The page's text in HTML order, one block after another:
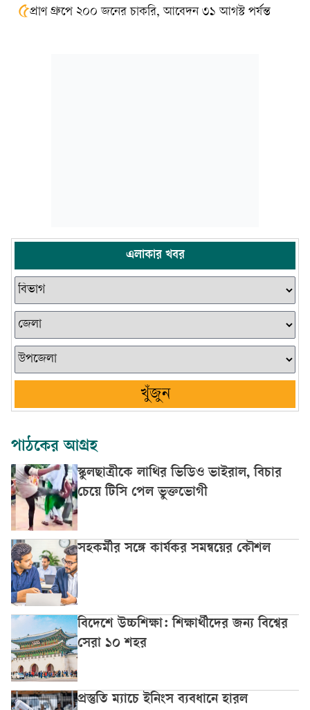
৫প্রাণ গ্রুপে ২০০ জনের চাকরি, আবেদন ৩১ আগস্ট পর্যন্ত
এলাকার খবর
খুঁজুন
পাঠকের আগ্রহ
স্কুলছাত্রীকে লাথির ভিডিও ভাইরাল, বিচার
চেয়ে টিসি পেল ভুক্তভোগী
সহকর্মীর সঙ্গে কার্যকর সমন্বয়ের কৌশল
বিদেশে উচ্চশিক্ষা: শিক্ষার্থীদের জন্য বিশ্বের
সেরা ১০ শহর
প্রস্তুতি ম্যাচে ইনিংস ব্যবধানে হারল